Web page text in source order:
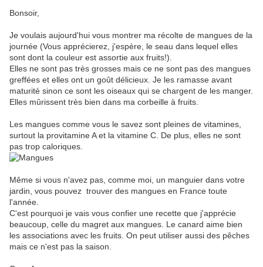
Bonsoir,
Je voulais aujourd'hui vous montrer ma récolte de mangues de la
journée (Vous apprécierez, j'espère, le seau dans lequel elles
sont dont la couleur est assortie aux fruits!).
Elles ne sont pas très grosses mais ce ne sont pas des mangues
greffées et elles ont un goût délicieux. Je les ramasse avant
maturité sinon ce sont les oiseaux qui se chargent de les manger.
Elles mûrissent très bien dans ma corbeille à fruits.
Les mangues comme vous le savez sont pleines de vitamines,
surtout la provitamine A et la vitamine C. De plus, elles ne sont
pas trop caloriques.
Même si vous n'avez pas, comme moi, un manguier dans votre
jardin, vous pouvez trouver des mangues en France toute
l'année.
C'est pourquoi je vais vous confier une recette que j'apprécie
beaucoup, celle du magret aux mangues. Le canard aime bien
les associations avec les fruits. On peut utiliser aussi des pêches
mais ce n'est pas la saison.